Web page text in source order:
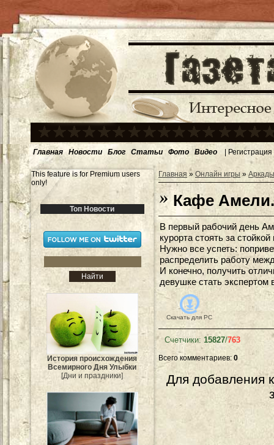
Главная Новости Блог Статьи Фото Видео | Регистрация
This feature is for Premium users
only!
Топ Новости
История происхождения
Всемирного Дня Улыбки
[Дни и праздники]
Главная » Онлайн игры »
Кафе
В первый рабочий день
курорта стоять за
Нужно все успеть:
распределить работу
И конечно, получить
девушке стать экспертом
Скачать для PC
Счетчики: 15827/763
Всего комментариев: 0
Для добавления